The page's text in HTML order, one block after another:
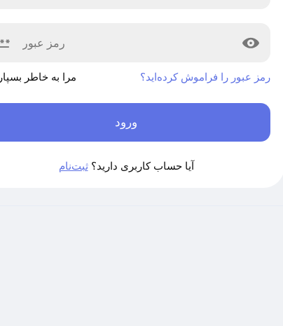
مرا به خاطر بسپار رمز عبور را فراموش کرده‌اید؟
ورود
آیا حساب کاربری دارید؟ثبت‌نام